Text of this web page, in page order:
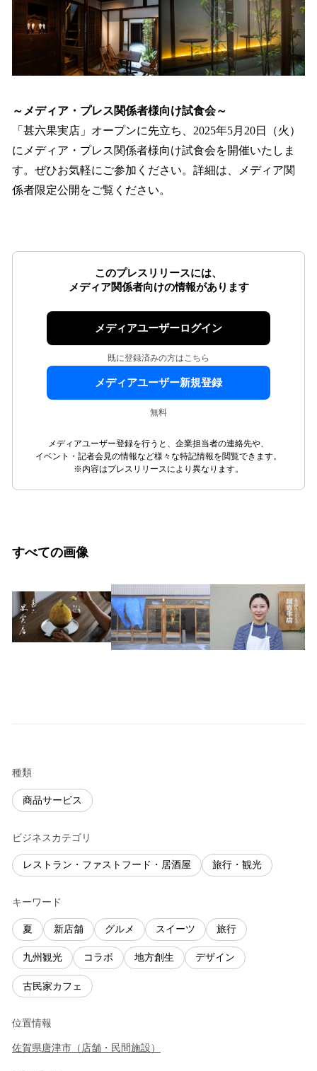
～メディア・プレス関係者様向け試食会～
「甚六果実店」オープンに先立ち、2025年5月20日（火）
にメディア・プレス関係者様向け試食会を開催いたしま
す。ぜひお気軽にご参加ください。詳細は、メディア関
係者限定公開をご覧ください。
このプレスリリースには、
メディア関係者向けの情報があります
メディアユーザーログイン
既に登録済みの方はこちら
メディアユーザー新規登録
無料
メディアユーザー登録を行うと、企業担当者の連絡先や、
イベント・記者会見の情報など様々な特記情報を閲覧できます。
※内容はプレスリリースにより異なります。
すべての画像
種類
商品サービス
ビジネスカテゴリ
レストラン・ファストフード・居酒屋 旅行・観光
キーワード
夏 新店舗 グルメ スイーツ 旅行
九州観光 コラボ 地方創生 デザイン
古民家カフェ
位置情報
佐賀県唐津市 （ 店舗・民間施設 ）